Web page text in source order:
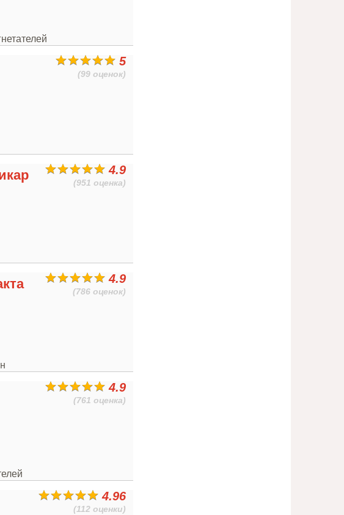
5
(99 оценок)
4.9
(951 оценка)
4.9
(786 оценок)
4.9
(761 оценка)
4.96
(112 оценки)